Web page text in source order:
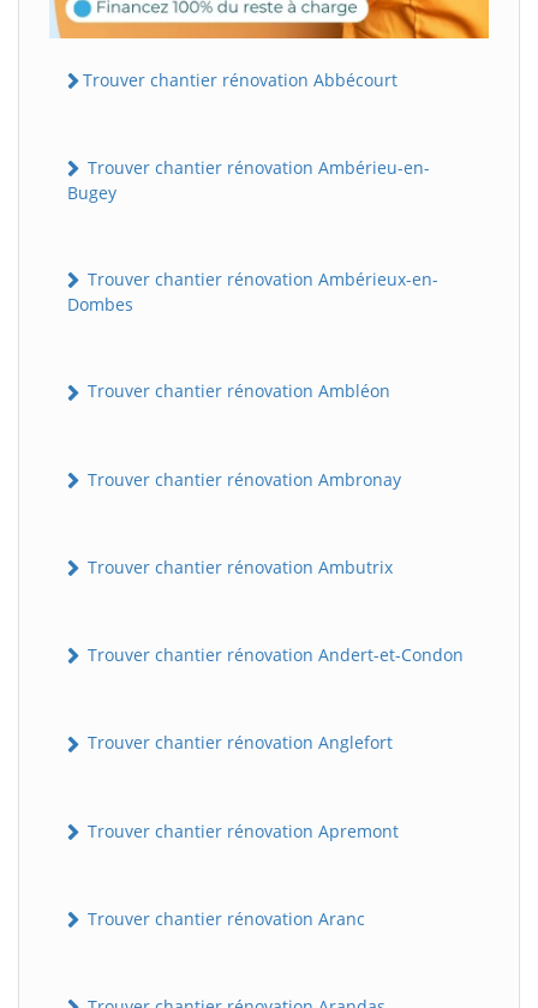
Trouver chantier rénovation Abbécourt
Trouver chantier rénovation Ambérieu-en-
Bugey
Trouver chantier rénovation Ambérieux-en-
Dombes
Trouver chantier rénovation Ambléon
Trouver chantier rénovation Ambronay
Trouver chantier rénovation Ambutrix
Trouver chantier rénovation Andert-et-Condon
Trouver chantier rénovation Anglefort
Trouver chantier rénovation Apremont
Trouver chantier rénovation Aranc